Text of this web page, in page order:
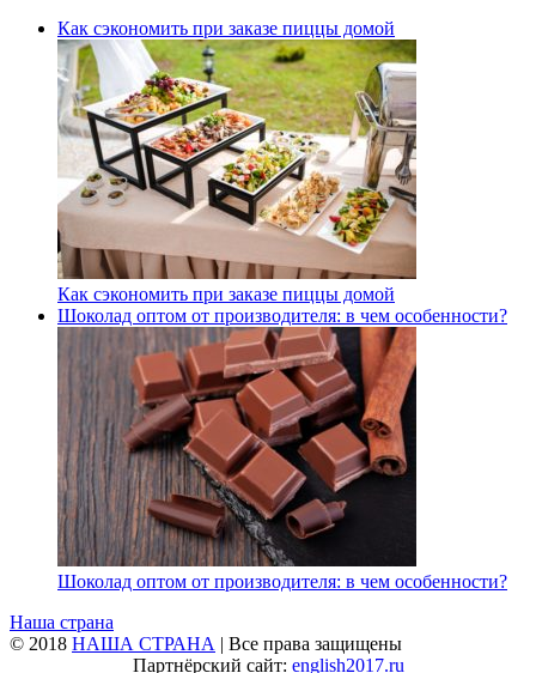
Как сэкономить при заказе пиццы домой
Как сэкономить при заказе пиццы домой
Шоколад оптом от производителя: в чем особенности?
Шоколад оптом от производителя: в чем особенности?
Наша страна
© 2018 НАША СТРАНА | Все права защищены
Партнёрский сайт: english2017.ru